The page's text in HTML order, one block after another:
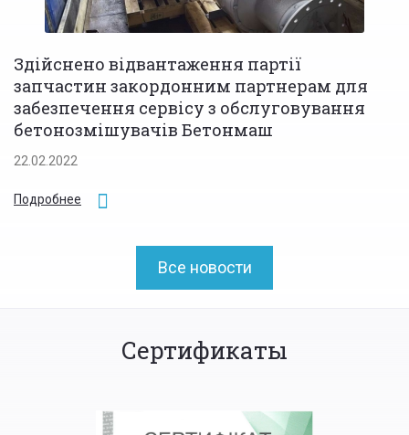
Здійснено відвантаження партії
запчастин закордонним партнерам для
забезпечення сервісу з обслуговування
бетонозмішувачів Бетонмаш
22.02.2022
Подробнее
Все новости
Сертификаты